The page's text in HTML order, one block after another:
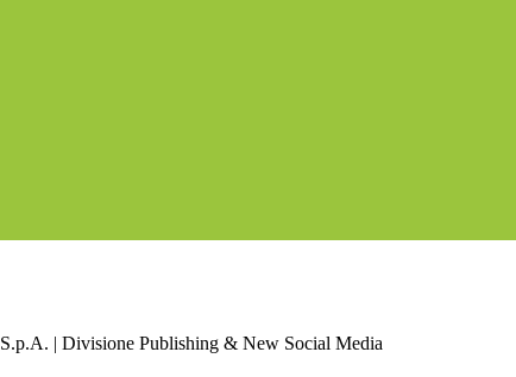
| Divisione Publishing & New Social Media